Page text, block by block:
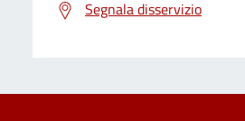
Segnala disservizio